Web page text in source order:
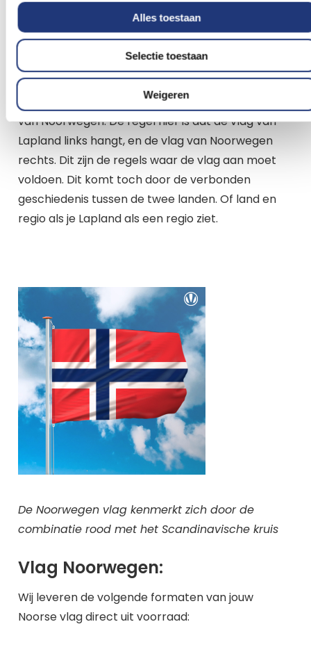
Alles toestaan
Selectie toestaan
Weigeren
door verbranding of gedemonteerd worden per
kleur. Wij vinden dit ook gek. Devlag van Lapland
ook een officieel erkende vlag in Noorwegen. In
het Noorden van Noorwegen zal je deze dan ook
zeker zien wapperen. Wel stelt de wet dat de vlag
alleen gehesen mag worden samen met de vlag
van Noorwegen. De regel hier is dat de vlag van
Lapland links hangt, en de vlag van Noorwegen
rechts. Dit zijn de regels waar de vlag aan moet
voldoen. Dit komt toch door de verbonden
geschiedenis tussen de twee landen. Of land en
regio als je Lapland als een regio ziet.
De Noorwegen vlag kenmerkt zich door de
combinatie rood met het Scandinavische kruis
Vlag Noorwegen:
Wij leveren de volgende formaten van jouw
Noorse vlag direct uit voorraad: